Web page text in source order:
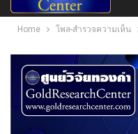
Home โพล-สำรวจความเห็น